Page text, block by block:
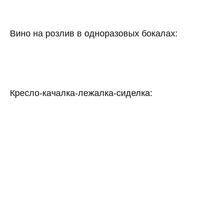
Вино на розлив в одноразовых бокалах:
Кресло-качалка-лежалка-сиделка: